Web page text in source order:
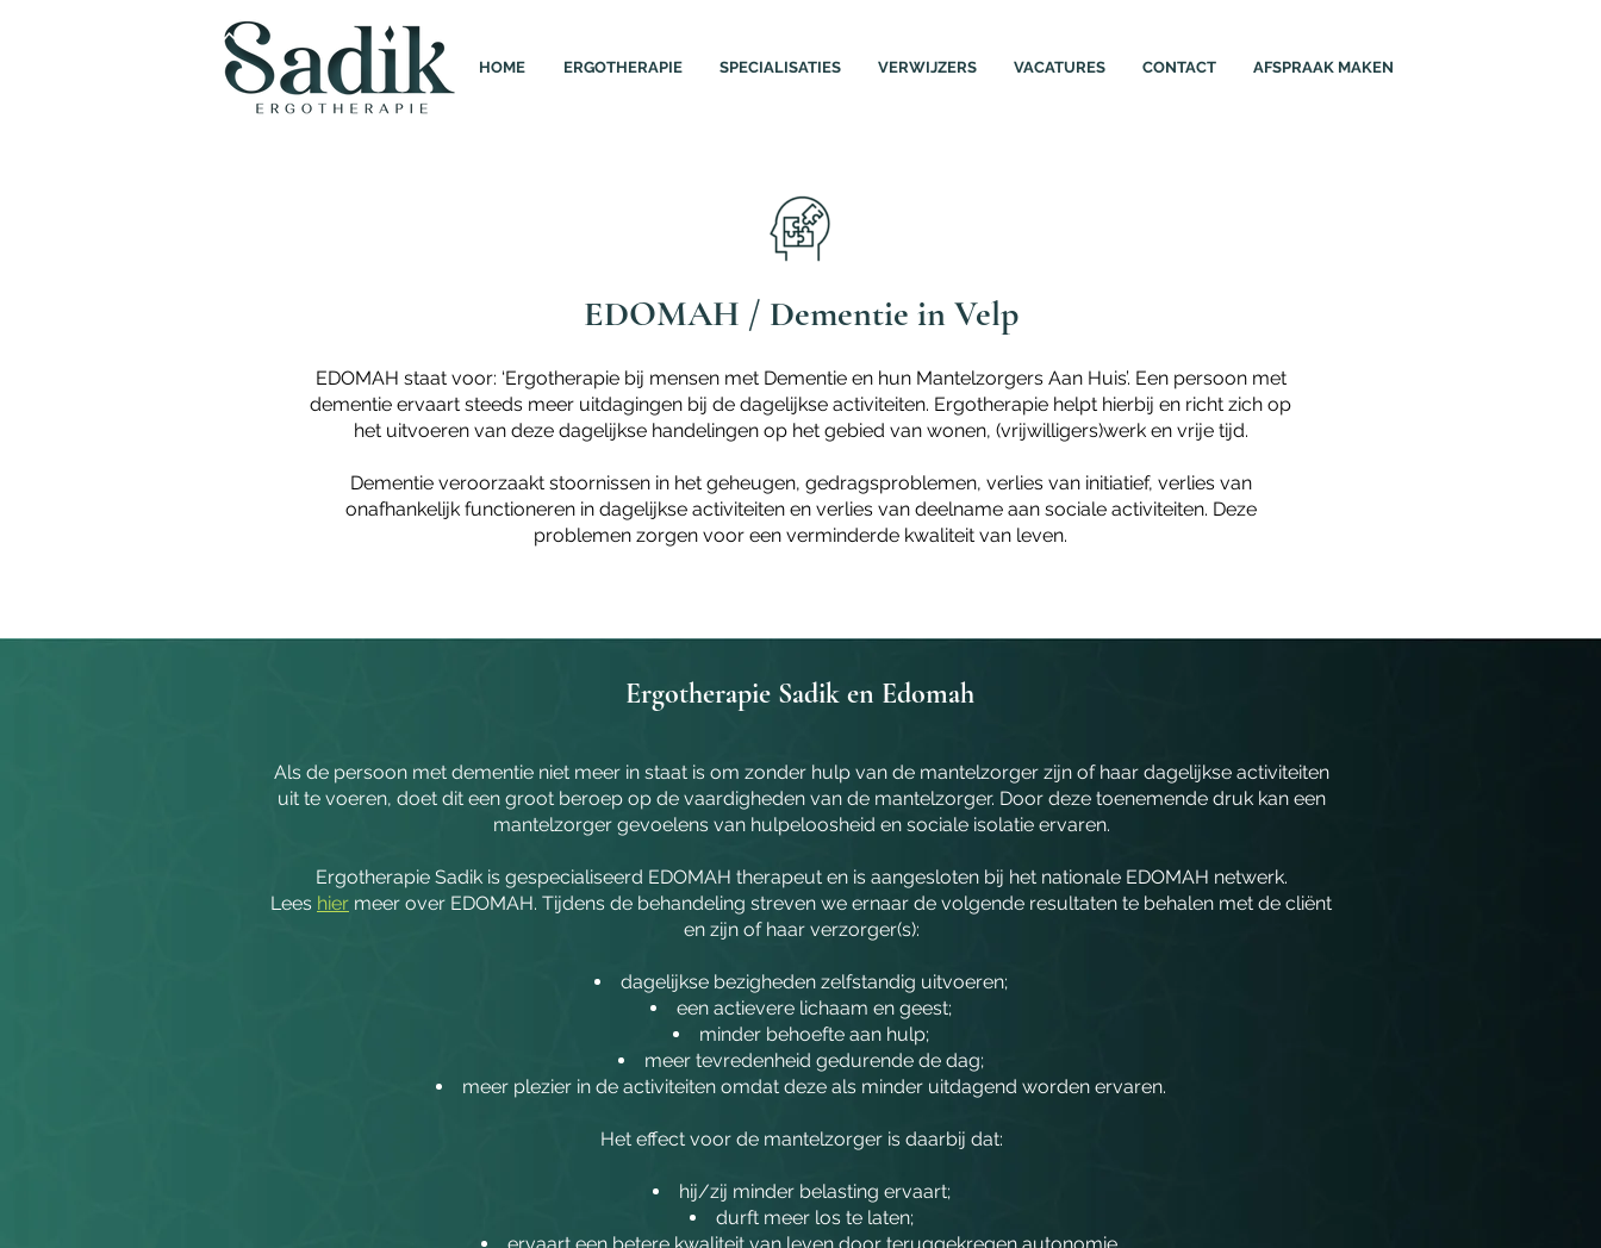
HOME ERGOTHERAPIE SPECIALISATIES VERWIJZERS VACATURES CONTACT AFSPRAAK MAKEN
EDOMAH / Dementie in Velp
EDOMAH staat voor: ‘Ergotherapie bij mensen met Dementie en hun Mantelzorgers Aan Huis’. Een persoon met
dementie ervaart steeds meer uitdagingen bij de dagelijkse activiteiten. Ergotherapie helpt hierbij en richt zich op
het uitvoeren van deze dagelijkse handelingen op het gebied van wonen, (vrijwilligers)werk en vrije tijd.
Dementie veroorzaakt stoornissen in het geheugen, gedragsproblemen, verlies van initiatief, verlies van
onafhankelijk functioneren in dagelijkse activiteiten en verlies van deelname aan sociale activiteiten. Deze
problemen zorgen voor een verminderde kwaliteit van leven.
Ergotherapie Sadik en Edomah
Als de persoon met dementie niet meer in staat is om zonder hulp van de mantelzorger zijn of haar dagelijkse activiteiten
uit te voeren, doet dit een groot beroep op de vaardigheden van de mantelzorger. Door deze toenemende druk kan een
mantelzorger gevoelens van hulpeloosheid en sociale isolatie ervaren.
Ergotherapie Sadik is gespecialiseerd EDOMAH therapeut en is aangesloten bij het nationale EDOMAH netwerk.
Lees hier meer over EDOMAH. Tijdens de behandeling streven we ernaar de volgende resultaten te behalen met de cliënt
en zijn of haar verzorger(s):
dagelijkse bezigheden zelfstandig uitvoeren;
een actievere lichaam en geest;
minder behoefte aan hulp;
meer tevredenheid gedurende de dag;
meer plezier in de activiteiten omdat deze als minder uitdagend worden ervaren.
Het effect voor de mantelzorger is daarbij dat:
hij/zij minder belasting ervaart;
durft meer los te laten;